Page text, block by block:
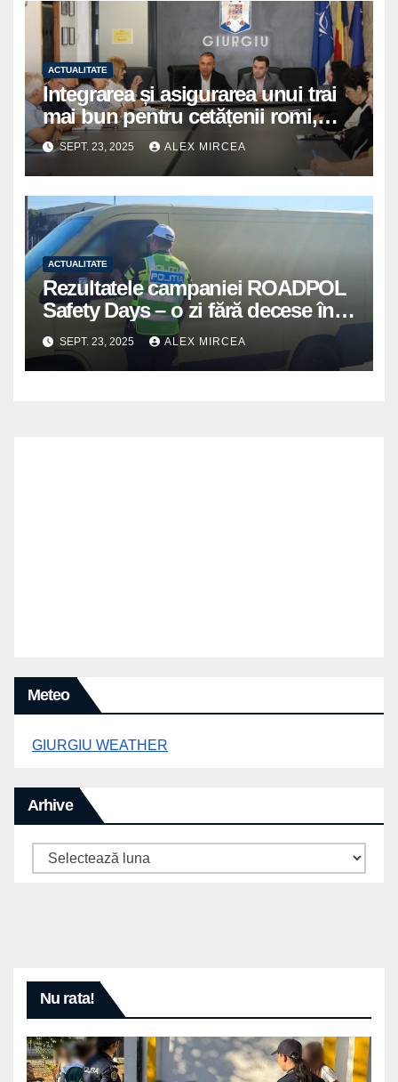
ACTUALITATE
Integrarea și asigurarea unui trai
mai bun pentru cetățenii romi,
prioritate pentru instituțiile
publice giurgiuvene
SEPT. 23, 2025 ALEX MIRCEA
ACTUALITATE
Rezultatele campaniei ROADPOL
Safety Days – o zi fără decese în
trafic
SEPT. 23, 2025 ALEX MIRCEA
Meteo
GIURGIU WEATHER
Arhive
Arhive
Nu rata!